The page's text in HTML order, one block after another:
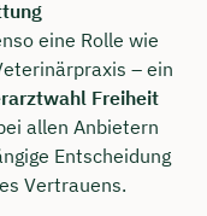
eine Rolle wie
– ein
Freiheit
allen Anbietern
Entscheidung
Vertrauens.